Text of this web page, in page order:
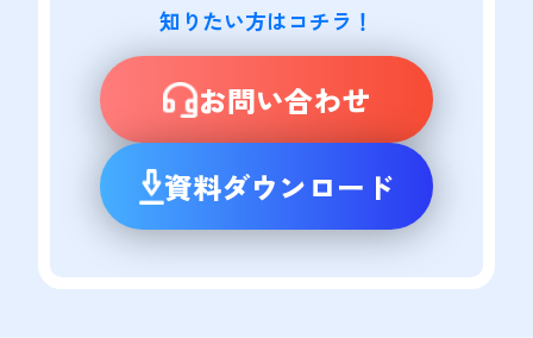
知りたい方はコチラ！
お問い合わせ
資料ダウンロード